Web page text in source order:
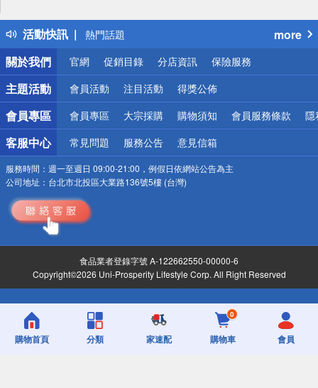
活動快訊
得獎公告
熱門話題
銀行優惠
偏遠地區配送
詐騙網頁！請小心！
more
關於我們
官網 促銷目錄 分店資訊 保險服務
主題活動 會員活動 注目活動 得獎公佈
會員專區 會員專區 大宗採購 購物須知 會員服務條款 隱
客服中心 常見問題 服務公告 意見信箱
服務時間： 週一至週日 09:00-21:00，例假日依網站公告為主
公司地址： 台北市北投區大業路136號5樓 (台灣)
食品業者登錄字號 A-122662550-00000-6
Copyright©2026 Uni-Prosperity Lifestyle Corp. All Right Reserved
購物首頁 分類 家速配
0
購物車 會員